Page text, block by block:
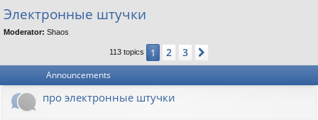
s
Электронные штучки
Moderator: Shaos
113 topics 1 2 3
Announcements
про электронные штучки